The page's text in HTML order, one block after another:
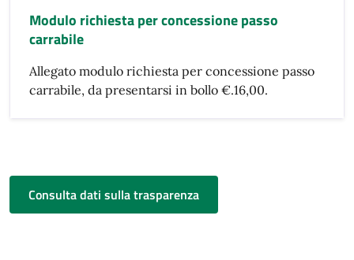
Modulo richiesta per concessione passo
carrabile
Allegato modulo richiesta per concessione passo
carrabile, da presentarsi in bollo €.16,00.
Consulta dati sulla trasparenza